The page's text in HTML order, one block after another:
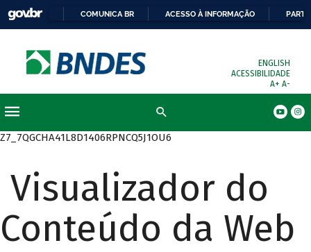
COMUNICA BR ACESSO À INFORMAÇÃO
ENGLISH
ACESSIBILIDADE
A+ A-
Z7_7QGCHA41L8D1406RPNCQ5J1OU6
Visualizador do
Conteúdo da Web